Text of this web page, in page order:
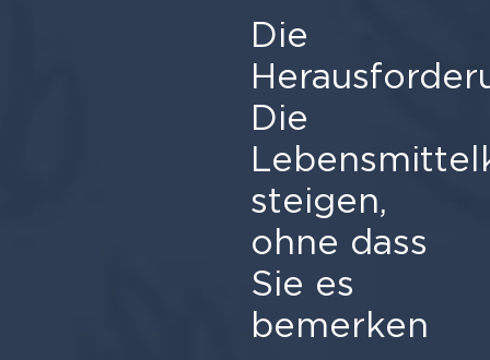
Die
Die
steigen,
ohne dass
Sie es
bemerken